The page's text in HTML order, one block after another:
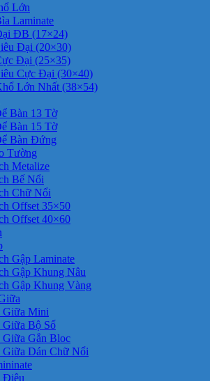
Lớn
Laminate
ĐB (17×24)
Đại (20×30)
Đại (25×35)
Cực Đại (30×40)
Lớn Nhất (38×54)
Bàn 13 Tờ
Bàn 15 Tờ
Bàn Đứng
Tường
Metalize
Bế Nổi
Chữ Nổi
Offset 35×50
Offset 40×60
Gập Laminate
Gập Khung Nâu
Gập Khung Vàng
Mini
Bộ Số
Gắn Bloc
Dán Chữ Nổi
Điêu